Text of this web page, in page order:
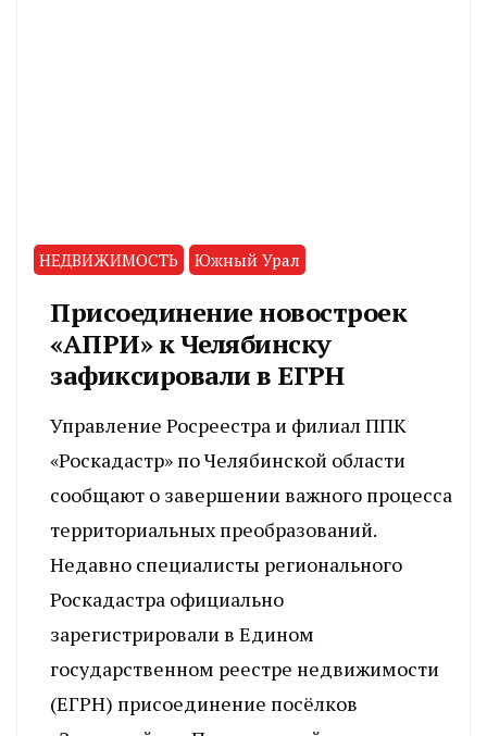
НЕДВИЖИМОСТЬ Южный Урал
Присоединение новостроек
«АПРИ» к Челябинску
зафиксировали в ЕГРН
Управление Росреестра и филиал ППК
«Роскадастр» по Челябинской области
сообщают о завершении важного процесса
территориальных преобразований.
Недавно специалисты регионального
Роскадастра официально
зарегистрировали в Едином
государственном реестре недвижимости
(ЕГРН) присоединение посёлков